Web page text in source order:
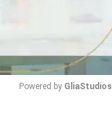
Powered by GliaStudios